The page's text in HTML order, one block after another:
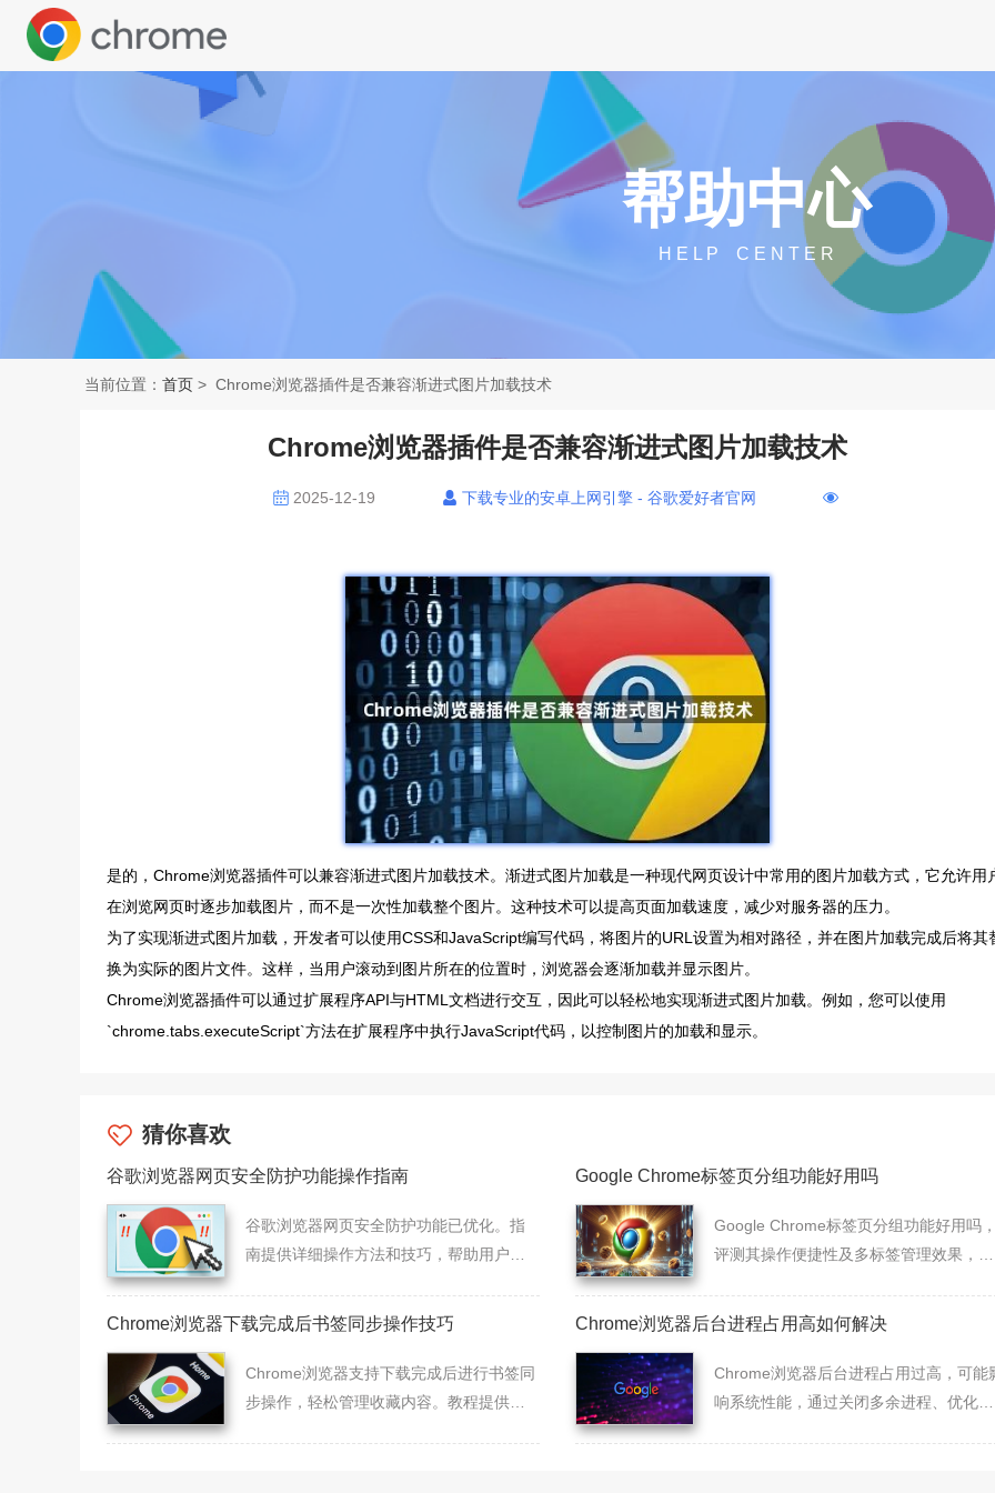
帮助中心
H E L P C E N T E R
当前位置： 首页 > Chrome浏览器插件是否兼容渐进式图片加载技术
Chrome浏览器插件是否兼容渐进式图片加载技术
2025-12-19 下载专业的安卓上网引擎 - 谷歌爱好者官网
是的，Chrome浏览器插件可以兼容渐进式图片加载技术。渐进式图片加载是一种现代网页设计中常用的图片加载方式，它允许用
在浏览网页时逐步加载图片，而不是一次性加载整个图片。这种技术可以提高页面加载速度，减少对服务器的压力。
为了实现渐进式图片加载，开发者可以使用CSS和JavaScript编写代码，将图片的URL设置为相对路径，并在图片加载完成后将其
换为实际的图片文件。这样，当用户滚动到图片所在的位置时，浏览器会逐渐加载并显示图片。
Chrome浏览器插件可以通过扩展程序API与HTML文档进行交互，因此可以轻松地实现渐进式图片加载。例如，您可以使用
`chrome.tabs.executeScript`方法在扩展程序中执行JavaScript代码，以控制图片的加载和显示。
猜你喜欢
谷歌浏览器网页安全防护功能操作指南
谷歌浏览器网页安全防护功能已优化。指
南提供详细操作方法和技巧，帮助用户快
数据保护能力，保障浏览体验更顺畅。
Google Chrome标签页分组功能好用吗
Google Chrome标签页分组功能好用吗
评测其操作便捷性及多标签管理效果，助
Chrome浏览器下载完成后书签同步操作技巧
Chrome浏览器支持下载完成后进行书签同
步操作，轻松管理收藏内容。教程提供详
Chrome浏览器后台进程占用高如何解决
Chrome浏览器后台进程占用过高，可能
响系统性能，通过关闭多余进程、优化设